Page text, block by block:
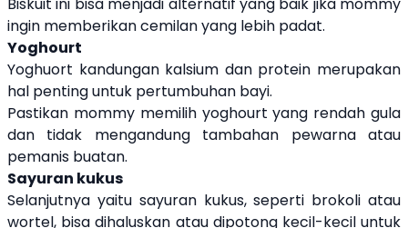
ingin memberikan cemilan yang lebih padat.
Yoghourt
Yoghuort kandungan kalsium dan protein merupakan
hal penting untuk pertumbuhan bayi.
Pastikan mommy memilih yoghourt yang rendah gula
dan tidak mengandung tambahan pewarna atau
pemanis buatan.
Sayuran kukus
Selanjutnya yaitu sayuran kukus, seperti brokoli atau
wortel, bisa dihaluskan atau dipotong kecil-kecil untuk